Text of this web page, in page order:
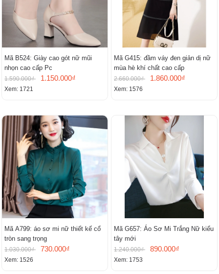
Mã B524: Giày cao gót nữ mũi
nhọn cao cấp Pc
1.590.000₫ 1.150.000₫
Xem: 1721
Mã G415: đầm váy đen giản dị nữ
mùa hè khí chất cao cấp
2.660.000₫ 1.860.000₫
Xem: 1576
Mã A799: áo sơ mi nữ thiết kế cổ
tròn sang trọng
1.030.000₫ 730.000₫
Xem: 1526
Mã G657: Áo Sơ Mi Trắng Nữ kiểu
tây mới
1.240.000₫ 890.000₫
Xem: 1753